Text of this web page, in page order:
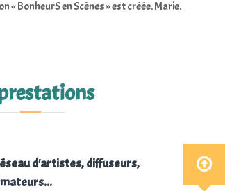
BonheurS en Scènes » est créée. Marie.
d'artistes, diffuseurs,